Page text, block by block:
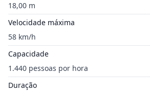
18,00 m
Velocidade máxima
58 km/h
Capacidade
1.440 pessoas por hora
Duração